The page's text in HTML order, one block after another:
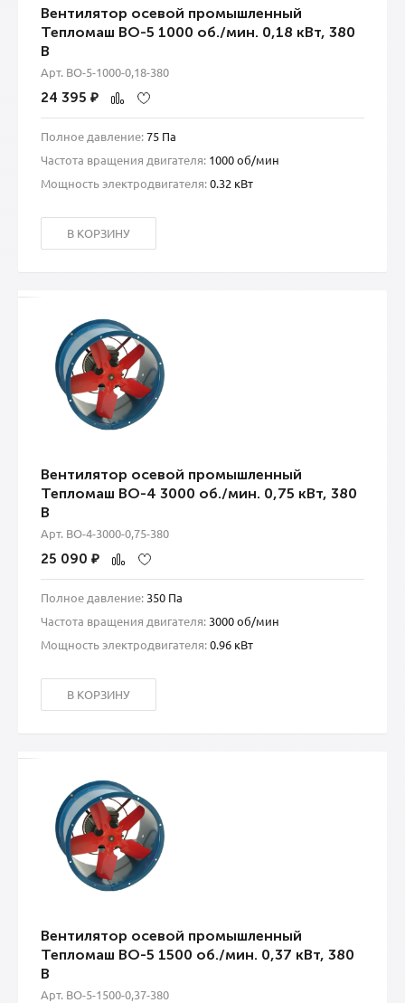
Вентилятор осевой промышленный
Тепломаш ВО-5 1000 об./мин. 0,18 кВт, 380
В
Арт. ВО-5-1000-0,18-380
24 395 ₽
Полное давление:75 Па
Частота вращения двигателя: 1000 об/мин
Мощность электродвигателя:0.32 кВт
В КОРЗИНУ
Вентилятор осевой промышленный
Тепломаш ВО-4 3000 об./мин. 0,75 кВт, 380
В
Арт. ВО-4-3000-0,75-380
25 090 ₽
Полное давление: 350 Па
Частота вращения двигателя: 3000 об/мин
Мощность электродвигателя:0.96 кВт
В КОРЗИНУ
Вентилятор осевой промышленный
Тепломаш ВО-5 1500 об./мин. 0,37 кВт, 380
В
Арт. ВО-5-1500-0,37-380